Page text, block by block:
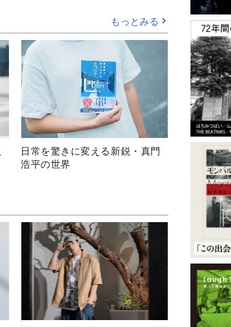
もっとみる
日常を驚きに変える新鋭・真門
浩平の世界